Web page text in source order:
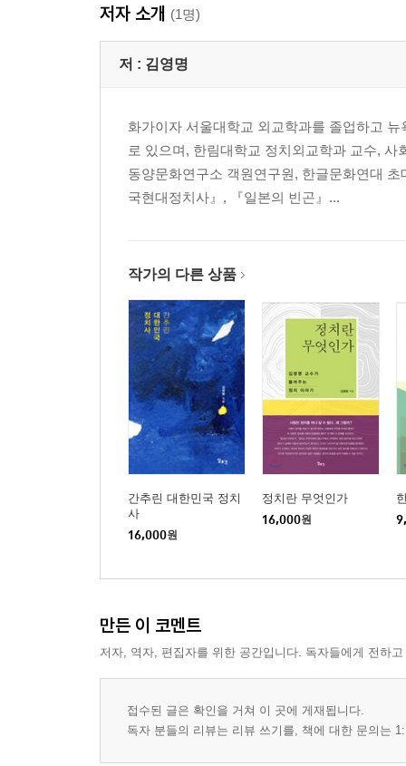
이성과 감성
나이를 먹으면 꿈이 없어지는 걸까?
남자와 여자
3. 삶에 목적 따위는 없다
돼지를 잡아먹은 뒤엔 도대체 뭘 하지?
매춘과 정자 제공
모든 것은 빅뱅에서 시작되었다
사람의 수명
신도 우주도 우리는 알 수 없네
흥부와 놀부
환상에서 벗어나기
삶에 목적 따위는 없다
행복해지려면
4. 그림을 시작하고 보니
나는 아무래도 고전에 감흥을 못 느끼겠다
아버지와 아들과 책
그림을 시작하고 보니
예술가의 윤리 의식
내가 불교 신자일까?
신이 없는 이유?
5. 목욕탕과 화장실
저자 소개 (1명)
저 : 김영명
화가이자 서울대학교 외교학과를 졸업하고
로 있으며, 한림대학교 정치외교학과 교수,
동양문화연구소 객원연구원, 한글문화연대
국현대정치사』, 『일본의 빈곤』...
작가의 다른 상품
간추린 대한민국 정치
사
16,000원
정치란 무엇인가
16,000원
만든 이 코멘트
저자, 역자, 편집자를 위한 공간입니다. 독자들에게 전하
접수된 글은 확인을 거쳐 이 곳에 게재됩니다.
독자 분들의 리뷰는 리뷰 쓰기를, 책에 대한 문의는